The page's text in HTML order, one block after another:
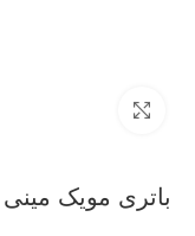
باتری مویک مینی 2